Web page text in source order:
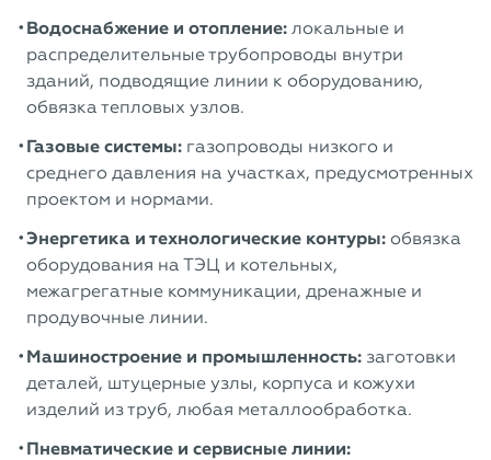
Водоснабжение и отопление: локальные и
распределительные трубопроводы внутри
зданий, подводящие линии к оборудованию,
обвязка тепловых узлов.
Газовые системы: газопроводы низкого и
среднего давления на участках, предусмотренных
проектом и нормами.
Энергетика и технологические контуры: обвязка
оборудования на ТЭЦ и котельных,
межагрегатные коммуникации, дренажные и
продувочные линии.
Машиностроение и промышленность: заготовки
деталей, штуцерные узлы, корпуса и кожухи
изделий из труб, любая металлообработка.
Пневматические и сервисные линии: